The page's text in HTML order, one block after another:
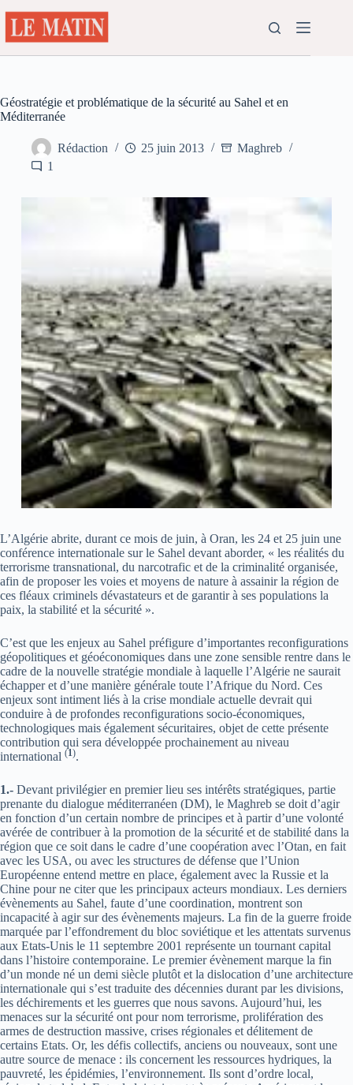
au
contenu
Géostratégie et problématique de la sécurité au Sahel et en
Méditerranée
Rédaction 25 juin 2013
Maghreb
1
L’Algérie abrite, durant ce mois de juin, à Oran, les 24 et 25 juin une
conférence internationale sur le Sahel devant aborder, « les réalités du
terrorisme transnational, du narcotrafic et de la criminalité organisée,
afin de proposer les voies et moyens de nature à assainir la région de
ces fléaux criminels dévastateurs et de garantir à ses populations la
paix, la stabilité et la sécurité ».
C’est que les enjeux au Sahel préfigure d’importantes reconfigurations
géopolitiques et géoéconomiques dans une zone sensible rentre dans le
cadre de la nouvelle stratégie mondiale à laquelle l’Algérie ne saurait
échapper et d’une manière générale toute l’Afrique du Nord. Ces
enjeux sont intiment liés à la crise mondiale actuelle devrait qui
conduire à de profondes reconfigurations socio-économiques,
technologiques mais également sécuritaires, objet de cette présente
contribution qui sera développée prochainement au niveau
international (1).
1.- Devant privilégier en premier lieu ses intérêts stratégiques, partie
prenante du dialogue méditerranéen (DM), le Maghreb se doit d’agir
en fonction d’un certain nombre de principes et à partir d’une volonté
avérée de contribuer à la promotion de la sécurité et de stabilité dans la
région que ce soit dans le cadre d’une coopération avec l’Otan, en fait
avec les USA, ou avec les structures de défense que l’Union
Européenne entend mettre en place, également avec la Russie et la
Chine pour ne citer que les principaux acteurs mondiaux. Les derniers
évènements au Sahel, faute d’une coordination, montrent son
incapacité à agir sur des évènements majeurs. La fin de la guerre froide
marquée par l’effondrement du bloc soviétique et les attentats survenus
aux Etats-Unis le 11 septembre 2001 représente un tournant capital
dans l’histoire contemporaine. Le premier évènement marque la fin
d’un monde né un demi siècle plutôt et la dislocation d’une architecture
internationale qui s’est traduite des décennies durant par les divisions,
les déchirements et les guerres que nous savons. Aujourd’hui, les
menaces sur la sécurité ont pour nom terrorisme, prolifération des
armes de destruction massive, crises régionales et délitement de
certains Etats. Or, les défis collectifs, anciens ou nouveaux, sont une
autre source de menace : ils concernent les ressources hydriques, la
pauvreté, les épidémies, l’environnement. Ils sont d’ordre local,